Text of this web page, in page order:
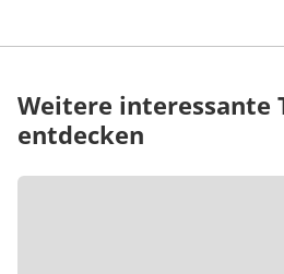
Weitere interessante
entdecken